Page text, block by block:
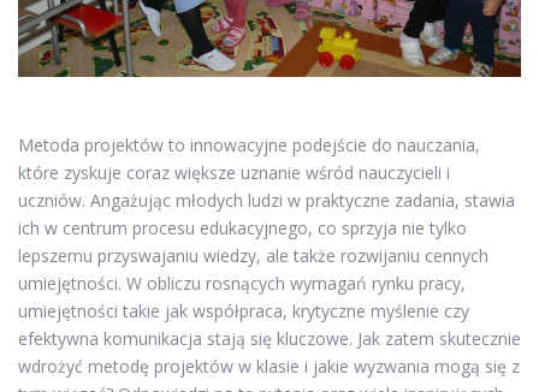
Metoda projektów to innowacyjne podejście do nauczania,
które zyskuje coraz większe uznanie wśród nauczycieli i
uczniów. Angażując młodych ludzi w praktyczne zadania, stawia
ich w centrum procesu edukacyjnego, co sprzyja nie tylko
lepszemu przyswajaniu wiedzy, ale także rozwijaniu cennych
umiejętności. W obliczu rosnących wymagań rynku pracy,
umiejętności takie jak współpraca, krytyczne myślenie czy
efektywna komunikacja stają się kluczowe. Jak zatem skutecznie
wdrożyć metodę projektów w klasie i jakie wyzwania mogą się z